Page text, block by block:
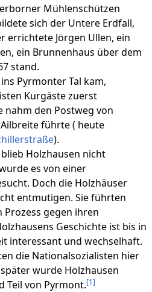
Mühlenschützen
sich der Untere Erdfall,
errichtete Jörgen Ullen, ein
ein Brunnenhaus über dem
stand.
Pyrmonter Tal kam,
Kurgäste zuerst
nahm den Postweg von
führte ( heute
).
Holzhausen nicht
es von einer
Doch die Holzhäuser
entmutigen. Sie führten
gegen ihren
Geschichte ist bis in
interessant und wechselhaft.
die Nationalsozialisten hier
wurde Holzhausen
Teil von Pyrmont.[1]